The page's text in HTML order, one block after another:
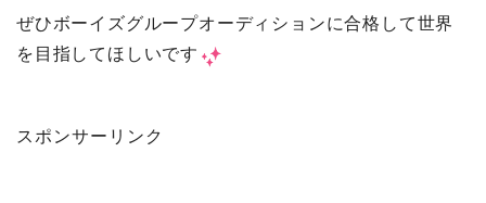
ぜひボーイズグループオーディションに合格して世界
を目指してほしいです
スポンサーリンク